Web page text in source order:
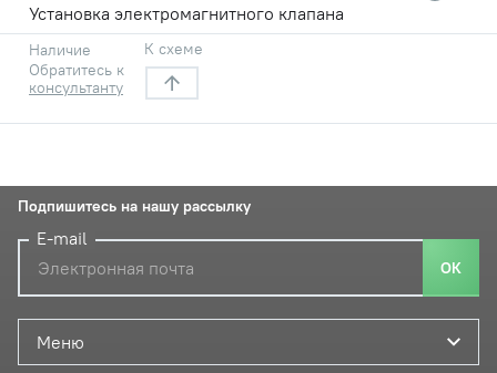
Установка электромагнитного клапана
Наличие
Обратитесь к
консультанту
К схеме
Меню
Подпишитесь на нашу рассылку
E-mail
ОК